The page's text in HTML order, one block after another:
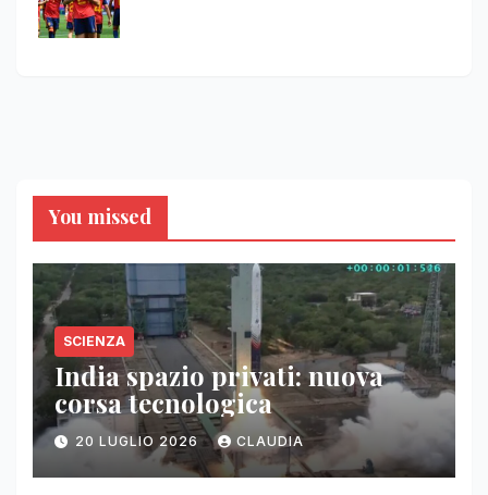
You missed
SCIENZA
India spazio privati: nuova
corsa tecnologica
20 LUGLIO 2026 CLAUDIA